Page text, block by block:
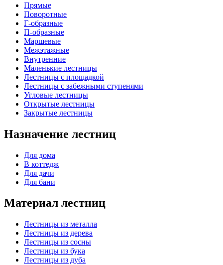
Прямые
Поворотные
Г-образные
П-образные
Маршевые
Межэтажные
Внутренние
Маленькие лестницы
Лестницы с площадкой
Лестницы с забежными ступенями
Угловые лестницы
Открытые лестницы
Закрытые лестницы
Назначение лестниц
Для дома
В коттедж
Для дачи
Для бани
Материал лестниц
Лестницы из металла
Лестницы из дерева
Лестницы из сосны
Лестницы из бука
Лестницы из дуба